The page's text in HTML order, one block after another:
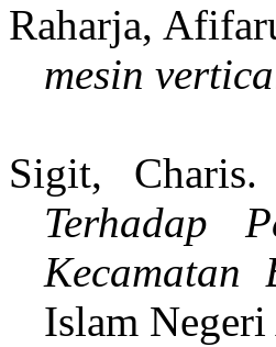
Raharja,
mesin
Sigit,
Terhadap
Kecamatan
Islam